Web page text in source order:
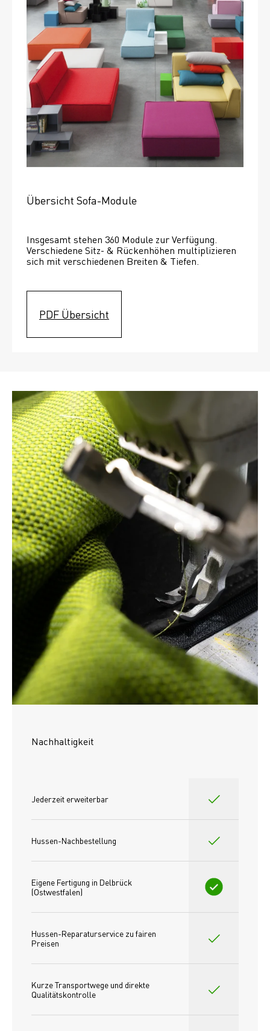
Übersicht Sofa-Module
Insgesamt stehen 360 Module zur Verfügung.
Verschiedene Sitz- & Rückenhöhen multiplizieren
sich mit verschiedenen Breiten & Tiefen.
PDF Übersicht
Nachhaltigkeit
Jederzeit erweiterbar
Hussen-Nachbestellung
Eigene Fertigung in Delbrück
(Ostwestfalen)
Hussen-Reparaturservice zu fairen
Preisen​
Kurze Transportwege und direkte
Qualitätskontrolle